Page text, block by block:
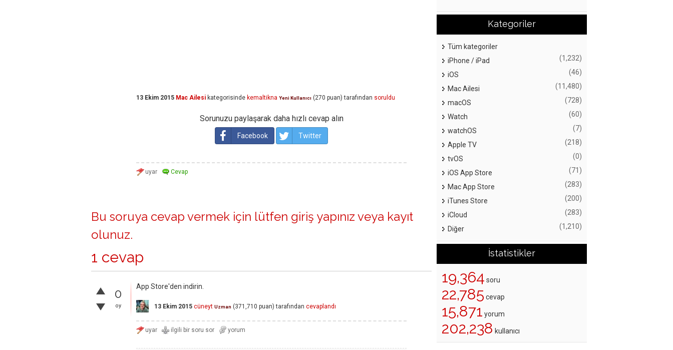
13 Ekim 2015 Mac Ailesi kategorisinde kemaltikna Yeni Kullanıcı (270 puan) tarafından soruldu
Sorunuzu paylaşarak daha hızlı cevap alın
Facebook Twitter
Bu soruya cevap vermek için lütfen giriş yapınız veya kayıt
olunuz.
1 cevap
0
oy
App Store'den indirin.
13 Ekim 2015 cüneyt Uzman (371,710 puan) tarafından cevaplandı
Kategoriler
Tüm kategoriler
iPhone / iPad
(1,232)
iOS (46)
Mac Ailesi (11,480)
macOS (728)
Watch (60)
watchOS (7)
Apple TV (218)
tvOS (0)
iOS App Store (71)
Mac App Store (283)
iTunes Store (200)
iCloud (283)
Diğer (1,210)
İstatistikler
19,364 soru
22,785 cevap
15,871 yorum
202,238 kullanıcı